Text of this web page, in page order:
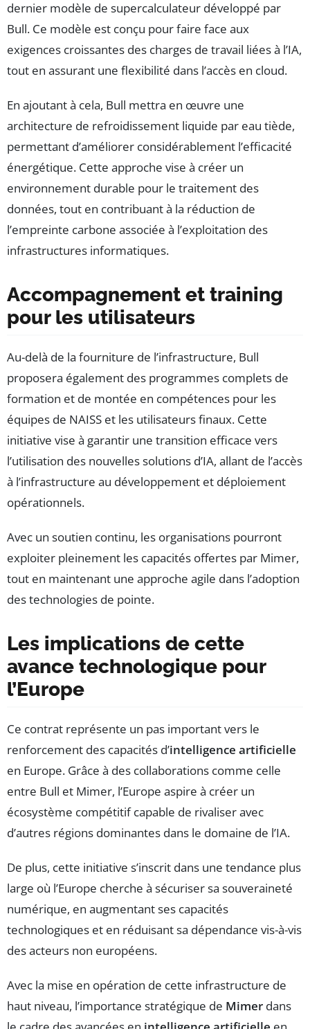
dernier modèle de supercalculateur développé par
Bull. Ce modèle est conçu pour faire face aux
exigences croissantes des charges de travail liées à l’IA,
tout en assurant une flexibilité dans l’accès en cloud.
En ajoutant à cela, Bull mettra en œuvre une
architecture de refroidissement liquide par eau tiède,
permettant d’améliorer considérablement l’efficacité
énergétique. Cette approche vise à créer un
environnement durable pour le traitement des
données, tout en contribuant à la réduction de
l’empreinte carbone associée à l’exploitation des
infrastructures informatiques.
Accompagnement et training
pour les utilisateurs
Au-delà de la fourniture de l’infrastructure, Bull
proposera également des programmes complets de
formation et de montée en compétences pour les
équipes de NAISS et les utilisateurs finaux. Cette
initiative vise à garantir une transition efficace vers
l’utilisation des nouvelles solutions d’IA, allant de l’accès
à l’infrastructure au développement et déploiement
opérationnels.
Avec un soutien continu, les organisations pourront
exploiter pleinement les capacités offertes par Mimer,
tout en maintenant une approche agile dans l’adoption
des technologies de pointe.
Les implications de cette
avance technologique pour
l’Europe
Ce contrat représente un pas important vers le
renforcement des capacités d’intelligence artificielle
en Europe. Grâce à des collaborations comme celle
entre Bull et Mimer, l’Europe aspire à créer un
écosystème compétitif capable de rivaliser avec
d’autres régions dominantes dans le domaine de l’IA.
De plus, cette initiative s’inscrit dans une tendance plus
large où l’Europe cherche à sécuriser sa souveraineté
numérique, en augmentant ses capacités
technologiques et en réduisant sa dépendance vis-à-vis
des acteurs non européens.
Avec la mise en opération de cette infrastructure de
haut niveau, l’importance stratégique de Mimer dans